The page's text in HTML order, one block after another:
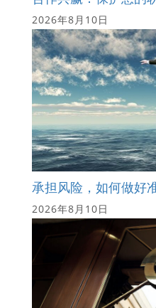
2026年8月10日
承担风险，如何做好
2026年8月10日